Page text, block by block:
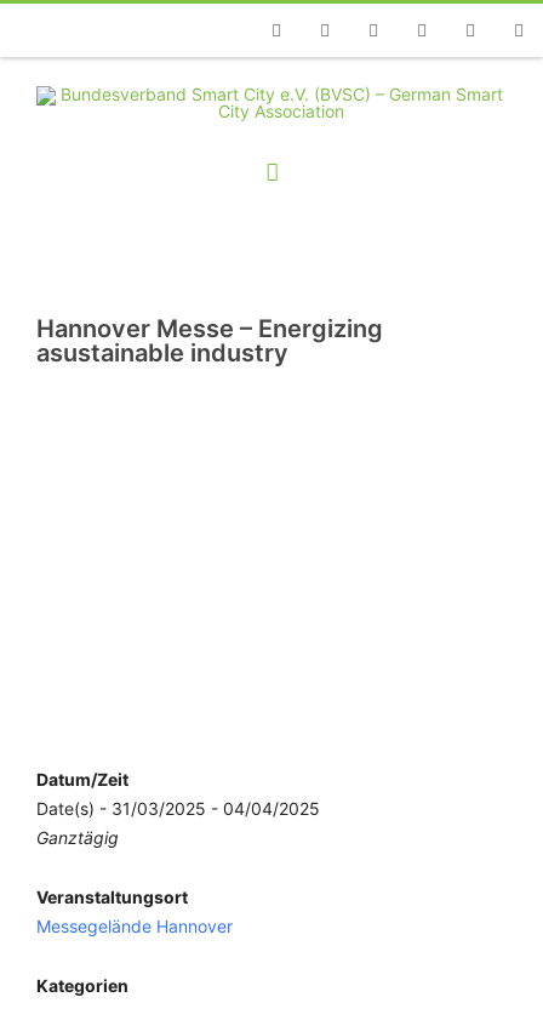
TelefonFacebookTwitterYoutubeInstagramLinkedin
Hannover Messe – Energizing
asustainable industry
Datum/Zeit
Date(s) - 31/03/2025 - 04/04/2025
Ganztägig
Veranstaltungsort
Messegelände Hannover
Kategorien